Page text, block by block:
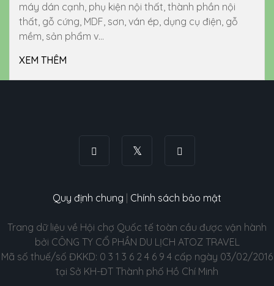
máy dán cạnh, phụ kiện nội thất, thành phần nội
thất, gỗ cứng, MDF, sơn, ván ép, dụng cụ điện, gỗ
mềm, sản phẩm v...
XEM THÊM
Quy định chung Chính sách bảo mật
Trang dữ liệu về Hội chợ Quốc tế toàn cầu được vận hành
bởi CÔNG TY CỔ PHẦN DU LỊCH ATOZ TRAVEL
Mã số thuế/số ĐKKD: 0 3 1 3 6 2 4 6 9 4 cấp ngày 03/02/2016
tại Sở KH-ĐT Thành phố Hồ Chí Minh